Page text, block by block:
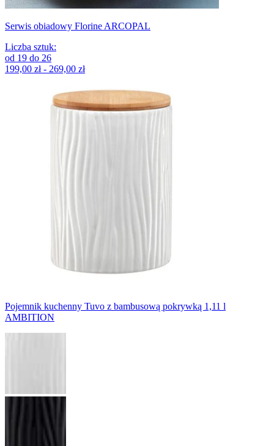
Serwis obiadowy Florine ARCOPAL
Liczba sztuk:
od 19 do 26
199,00 zł - 269,00 zł
Pojemnik kuchenny Tuvo z bambusową pokrywką 1,11 l
AMBITION